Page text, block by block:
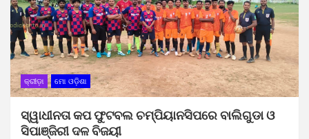
କ୍ରୀଡ଼ା ମୋ ଓଡ଼ିଶା
ସ୍ୱାଧୀନତା କପ ଫୁଟବଲ ଚମ୍ପିୟାନସିପରେ ବାଲିଗୁଡା ଓ
ସିପାଞ୍ଜିରୀ ଦଳ ବିଜୟୀ